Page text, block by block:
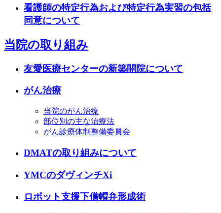
看護師の特定行為および特定行為実習の包括
同意について
当院の取り組み
友愛医療センターの新築開院について
がん治療
当院のがん治療
部位別の主な治療法
がん診療体制整備委員会
DMATの取り組みについて
YMCのダヴィンチXi
ロボット支援下僧帽弁形成術